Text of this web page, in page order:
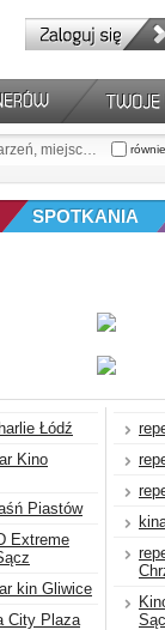
SPOTKANIA
Łódź
Kino
Piastów
Extreme
kin Gliwice
City Plaza